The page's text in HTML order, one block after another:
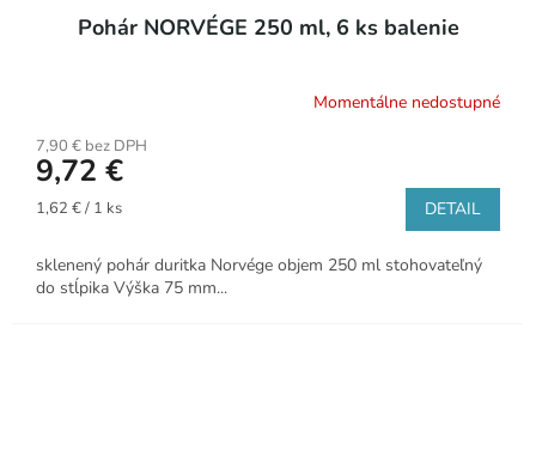
Pohár NORVÉGE 250 ml, 6 ks balenie
Momentálne nedostupné
7,90 € bez DPH
9,72 €
Jednotková
1,62 € / 1 ks DETAIL
sklenený pohár duritka Norvége objem 250 ml stohovateľný
do stĺpika Výška 75 mm...